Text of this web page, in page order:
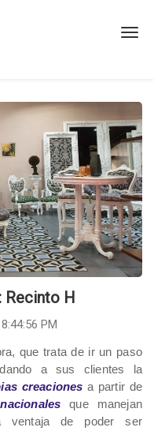
Recinto H
PM
que trata de ir un paso
a sus clientes la
creaciones a partir de
que manejan
ventaja de poder ser